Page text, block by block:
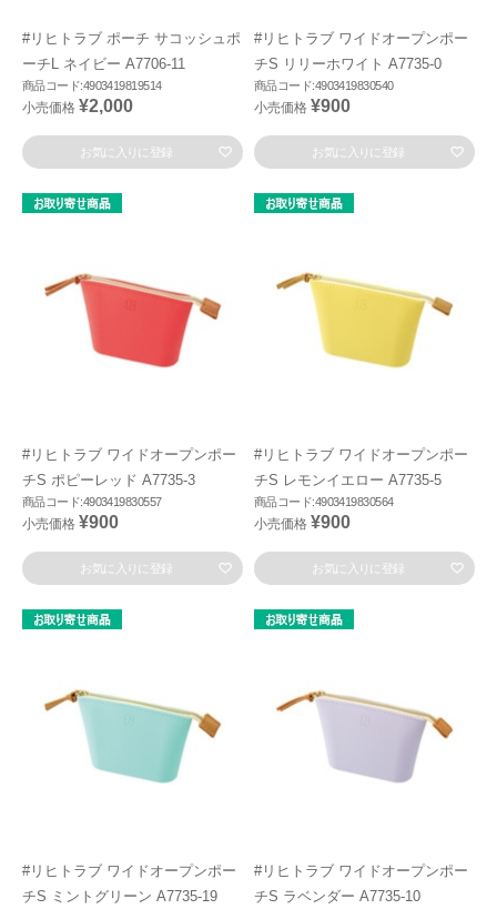
#リヒトラブ ポーチ サコッシュポ
ーチL ネイビー A7706-11
商品コード:4903419819514
小売価格 ¥2,000
お気に入りに登録
#リヒトラブ ワイドオープンポー
チS リリーホワイト A7735-0
商品コード:4903419830540
小売価格 ¥900
お気に入りに登録
#リヒトラブ ワイドオープンポー
チS ポピーレッド A7735-3
商品コード:4903419830557
小売価格 ¥900
お気に入りに登録
#リヒトラブ ワイドオープンポー
チS レモンイエロー A7735-5
商品コード:4903419830564
小売価格 ¥900
お気に入りに登録
#リヒトラブ ワイドオープンポー
チS ミントグリーン A7735-19
#リヒトラブ ワイドオープンポー
チS ラベンダー A7735-10